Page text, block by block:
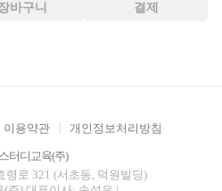
바구니 결제
이용약관 개인정보처리방침
터디교육(주)
령로 321 (서초동, 덕원빌딩)